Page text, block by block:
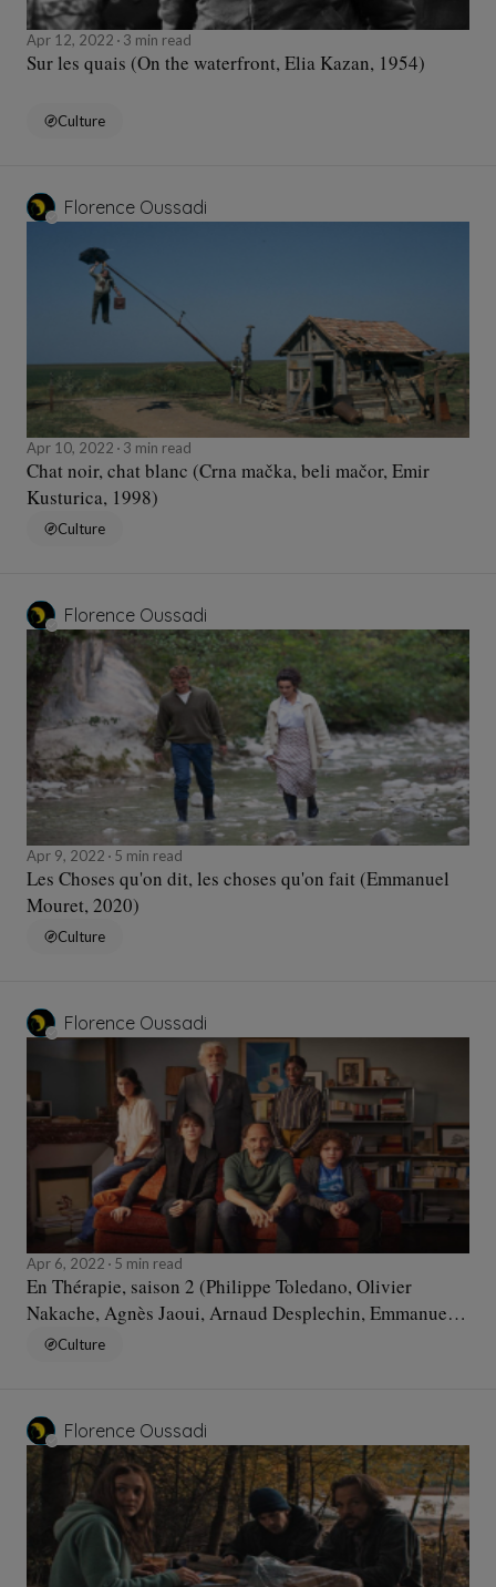
Apr 12, 2022 3 min read
Sur les quais (On the waterfront, Elia Kazan, 1954)
Culture
Florence Oussadi
Apr 10, 2022 3 min read
Chat noir, chat blanc (Crna mačka, beli mačor, Emir
Kusturica, 1998)
Culture
Florence Oussadi
Apr 9, 2022 5 min read
Les Choses qu'on dit, les choses qu'on fait (Emmanuel
Mouret, 2020)
Culture
Florence Oussadi
Apr 6, 2022 5 min read
En Thérapie, saison 2 (Philippe Toledano, Olivier
Nakache, Agnès Jaoui, Arnaud Desplechin, Emmanuelle
Bercot, Emmanuel Finkiel, 2022)
Culture
Florence Oussadi